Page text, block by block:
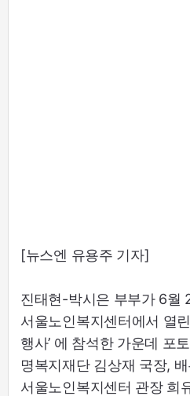
[뉴스엔 유용주 기자]
진태현-박시은 부부가 6월
서울노인복지센터에서 열
행사’ 에 참석한 가운데 포
명복지재단 김상재 국장,
서울노인복지센터 관장 희